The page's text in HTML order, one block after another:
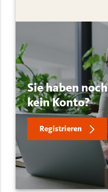
Sie haben noch
kein Konto?
Registrieren